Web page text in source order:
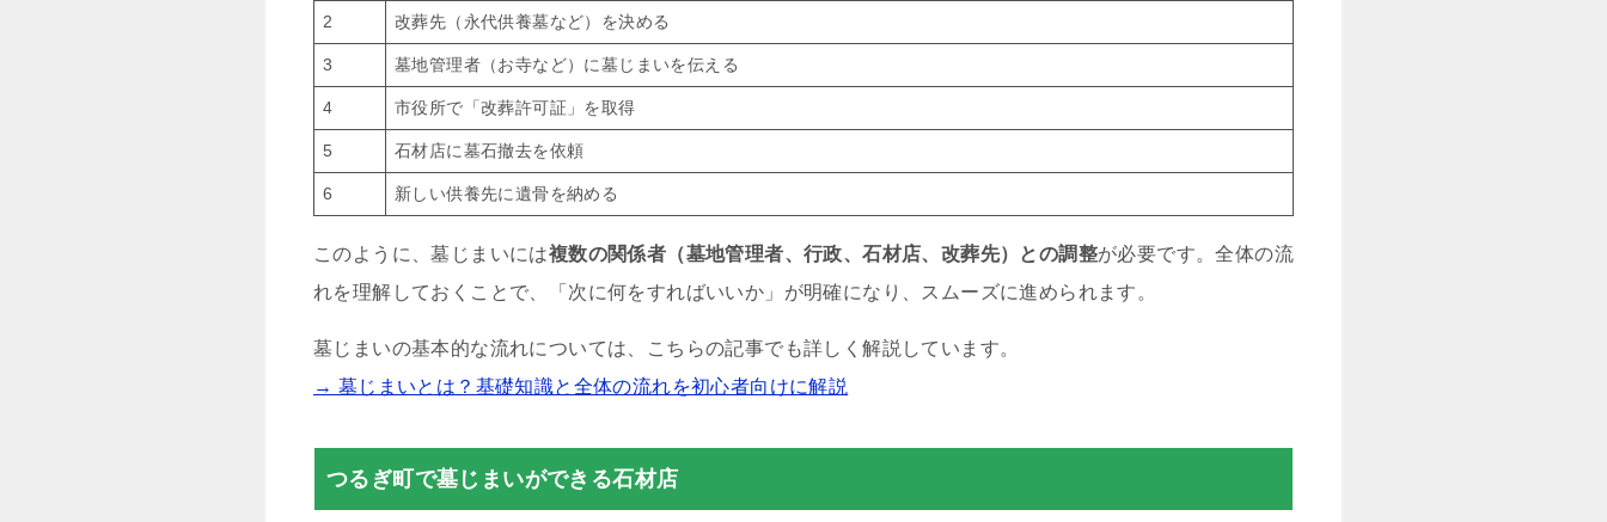
2 改葬先（永代供養墓など）を決める
3 墓地管理者（お寺など）に墓じまいを伝える
4 市役所で「改葬許可証」を取得
5 石材店に墓石撤去を依頼
6 新しい供養先に遺骨を納める
このように、墓じまいには複数の関係者（墓地管理者、行政、石材店、改葬先）との調整が必要です。全体の流
れを理解しておくことで、「次に何をすればいいか」が明確になり、スムーズに進められます。
墓じまいの基本的な流れについては、こちらの記事でも詳しく解説しています。
→ 墓じまいとは？基礎知識と全体の流れを初心者向けに解説
つるぎ町で墓じまいができる石材店